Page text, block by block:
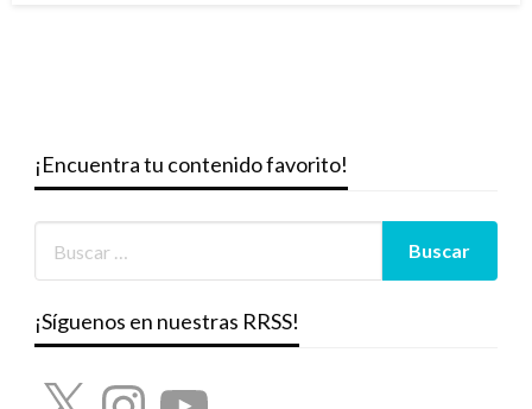
¡Encuentra tu contenido favorito!
¡Síguenos en nuestras RRSS!
X InstagramYouTube